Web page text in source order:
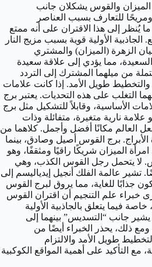
الميزان والقوس يشكلان جانب
للتعارف بسبب العناصر
ما يُنظر إلى هذا الاقتران على أنه ممتع
الأولية قوية بسبب مزيج النار
الزهرة (الميزان) والمشتري
مما يؤدي إلى علاقة سعيدة
من ميلهما المشترك إلى التردد
طويل الأمد. إذا كانت علامات
التغلب على هذه التحديات. يعتبر برج
الأساسية، وقابلاً للتشكيل مثل برج
نارية متغيرة، متفائلة وذات
العالم مكانًا أفضل وأجمل. كلاهما من
برج القوس أصيل وصادق، بينما
امرأة الميزان شريكًا راقيًا ومثقفًا، وهو
لا يتحمل رجل القوس الكذب، وهي
تشير عالمة الفلك أنجيل إيدياليسم إلى
جذابًا للغاية، مما يروق لبرج القوس
خبراء علم التنجيم أن اقتران القوس
فيما يتعلق بالجاذبية الأولية
جانب “التسديس” بينهما إلى
ذلك، يحذر الخبراء أيضًا من
طويل الأمد والالتزام
مع التأكيد على أهمية المواقع الكوكبية